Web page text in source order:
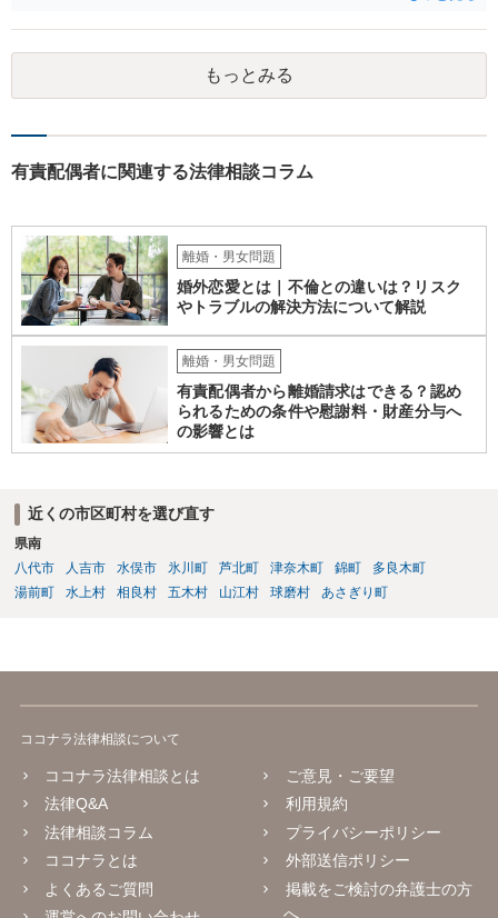
られます（最判昭和43年12月17日）。したがって、相手方の支配圏内
に入っていれば（郵便受けに投函するなど。実際には配達証明などを
つけたほうがよいでしょう。）、時効の完成猶予の効果を享受できる
と考えます。 その結果、催告の時効完成猶予期間の6か月の間に訴訟
もっとみる
有責配偶者に関連する法律相談コラム
離婚・男女問題
婚外恋愛とは｜不倫との違いは？リスク
やトラブルの解決方法について解説
離婚・男女問題
有責配偶者から離婚請求はできる？認め
られるための条件や慰謝料・財産分与へ
の影響とは
近くの市区町村を選び直す
県南
八代市
人吉市 水俣市 氷川町 芦北町 津奈木町 錦町
多良木町
湯前町
水上村 相良村 五木村 山江村 球磨村 あさぎり町
ココナラ法律相談について
ココナラ法律相談とは
法律Q&A
法律相談コラム
ココナラとは
よくあるご質問
ご意見・ご要望
利用規約
プライバシーポリシー
外部送信ポリシー
掲載をご検討の弁護士の方
へ